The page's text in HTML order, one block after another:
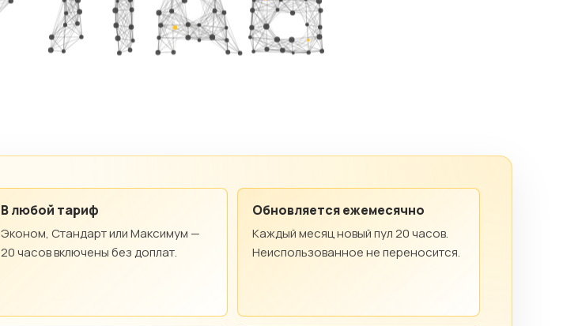
В любой тариф
Эконом, Стандарт или Максимум —
20 часов включены без доплат.
Обновляется ежемесячно
Каждый месяц новый пул 20 часов.
Неиспользованное не переносится.